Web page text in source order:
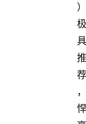
）
极
具
推
荐
，
悍